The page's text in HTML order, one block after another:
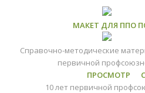
МАКЕТ ДЛЯ ППО
Справочно-методические
первичной
ПРОСМОТР
10 лет первичной